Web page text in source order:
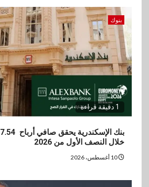
بنوك
1 دقيقة قراءة
خلال النصف الأول من 2026